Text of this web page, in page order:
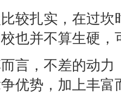
扎实，在过坎
也并不算生硬
，不差的动力
优势，加上丰